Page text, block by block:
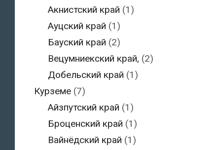
Акнистский край (1)
Ауцский край (1)
Бауский край (2)
Вецумниекский край, (2)
Добельский край (1)
Курземе(7)
Айзпутский край (1)
Броценский край (1)
Вайнёдский край (1)